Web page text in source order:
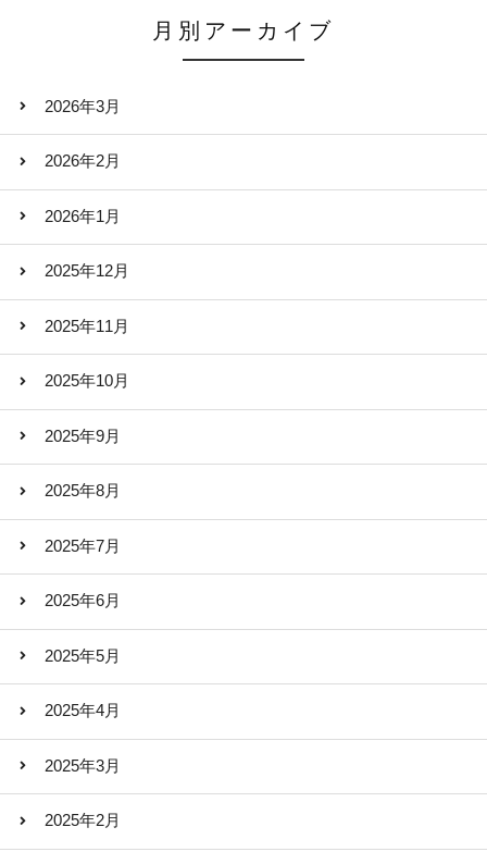
月別アーカイブ
2026年3月
2026年2月
2026年1月
2025年12月
2025年11月
2025年10月
2025年9月
2025年8月
2025年7月
2025年6月
2025年5月
2025年4月
2025年3月
2025年2月